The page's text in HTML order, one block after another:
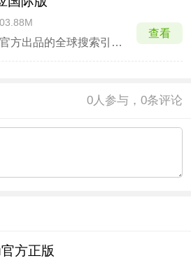
微软公司官方出品的全球搜索引擎应用
查看
0人参与，0条评论
方正版